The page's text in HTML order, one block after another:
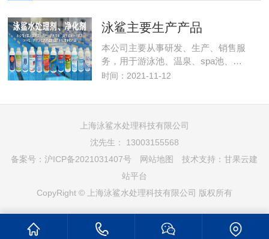
泳鲨主要生产产品
本公司主要从事研发、生产、销售服
务，用于游泳池、温泉、spa池、…
时间：2021-11-12
上海泳鲨水处理科技有限公司
沈先生： 13003155568
备案号：沪ICP备2021031407号 网站地图 技术支持：甘果云建
站平台
CopyRight © 上海泳鲨水处理科技有限公司 版权所有